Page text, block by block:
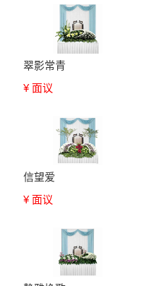
翠影常青
¥ 面议
信望爱
¥ 面议